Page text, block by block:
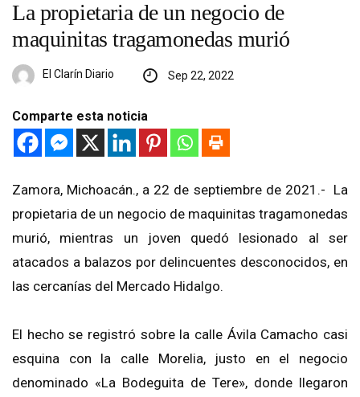
La propietaria de un negocio de
maquinitas tragamonedas murió
El Clarín Diario Sep 22, 2022
Comparte esta noticia
Zamora, Michoacán., a 22 de septiembre de 2021.- La
propietaria de un negocio de maquinitas tragamonedas
murió, mientras un joven quedó lesionado al ser
atacados a balazos por delincuentes desconocidos, en
las cercanías del Mercado Hidalgo.
El hecho se registró sobre la calle Ávila Camacho casi
esquina con la calle Morelia, justo en el negocio
denominado «La Bodeguita de Tere», donde llegaron